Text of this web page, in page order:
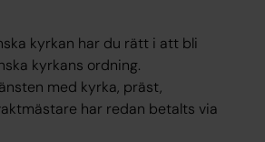
kyrkan har du rätt i att bli
kyrkans ordning.
med kyrka, präst,
har redan betalts via